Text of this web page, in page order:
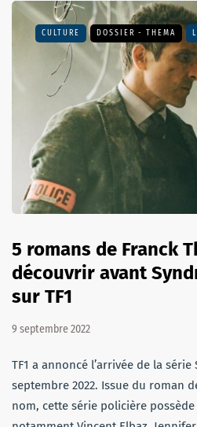
CULTURE DOSSIER - THEMA
5 romans de Franck
découvrir avant
sur TF1
9 septembre 2022
TF1 a annoncé l’arrivée de la série
septembre 2022. Issue du roman
nom, cette série policière